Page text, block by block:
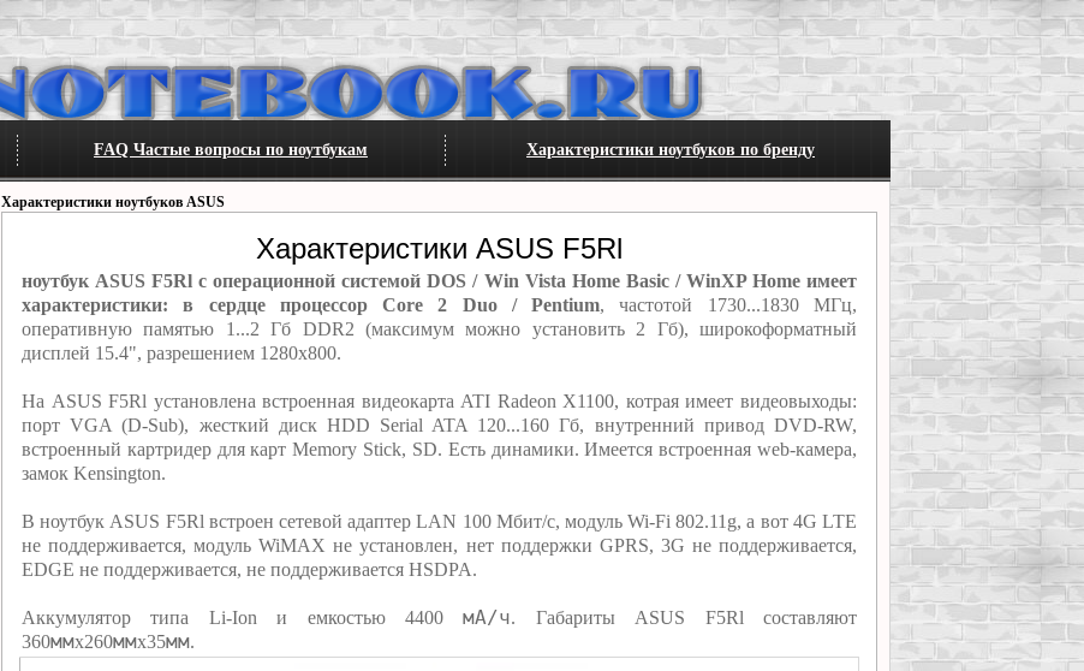
FAQ Частые вопросы по ноутбукам Характеристики ноутбуков по бренду
Характеристики ноутбуков ASUS
Характеристики ASUS F5Rl
ноутбук ASUS F5Rl с операционной системой DOS / Win Vista Home Basic / WinXP Home имеет
характеристики: в сердце процессор Core 2 Duo / Pentium, частотой 1730...1830 МГц,
оперативную памятью 1...2 Гб DDR2 (максимум можно установить 2 Гб), широкоформатный
дисплей 15.4", разрешением 1280x800.
На ASUS F5Rl установлена встроенная видеокарта ATI Radeon X1100, котрая имеет видеовыходы:
порт VGA (D-Sub), жесткий диск HDD Serial ATA 120...160 Гб, внутренний привод DVD-RW,
встроенный картридер для карт Memory Stick, SD. Есть динамики. Имеется встроенная web-камера,
замок Kensington.
В ноутбук ASUS F5Rl встроен сетевой адаптер LAN 100 Мбит/с, модуль Wi-Fi 802.11g, а вот 4G LTE
не поддерживается, модуль WiMAX не установлен, нет поддержки GPRS, 3G не поддерживается,
EDGE не поддерживается, не поддерживается HSDPA.
Аккумулятор типа Li-Ion и емкостью 4400мА/ч. Габариты ASUS F5Rl составляют
360ммх260ммх35мм.